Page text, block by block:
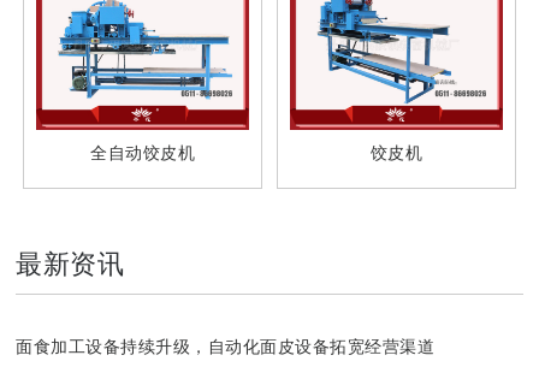
全自动饺皮机 饺皮机
最新资讯
面食加工设备持续升级，自动化面皮设备拓宽经营渠道